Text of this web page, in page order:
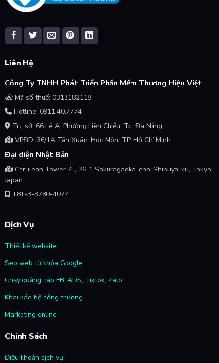
Dịch Vụ
Thiết kế website
Seo web từ khóa Google
Chạy quảng cáo FB, ADS, Tiktok, Zalo
Khai báo bộ công thương
Marketing online
Chính Sách
Điều khoản dịch vụ
Liên Hệ
Công Ty TNHH Phát Triển Phần Mềm Thương Hiệu Việt
Mã số thuế: 0313182118
Hotline: 0911.40.7774
Trụ sở: 66 Lê A, Phường Liên Chiểu, Tp. Đà Nẵng
VPĐD: 36/1A Tân Xuân, Hóc Môn, TP. Hồ Chí Minh
Đại diện Nhật Bản
Cerulean Tower 7F, 26-1 Sakuragaoka-cho, Shibuya-ku, Tokyo,
Japan
+81-3-3780-4077